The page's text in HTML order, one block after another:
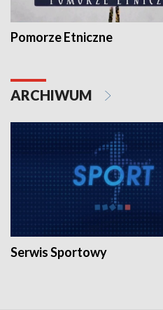
Pomorze Etniczne
ARCHIWUM
Serwis Sportowy